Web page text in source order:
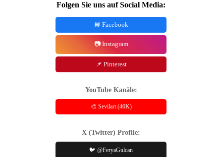
Folgen Sie uns auf Social Media:
📘 Facebook
📷 Instagram
📌 Pinterest
YouTube Kanäle:
🎨 Sevilart (40K)
X (Twitter) Profile:
🐦 @FeryaGulcan